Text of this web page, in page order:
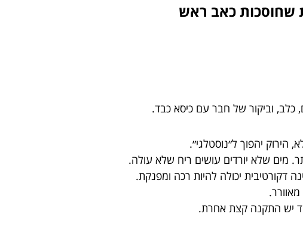
כלב, וביקור של חבר עם כיסא כבד.
מים שלא יורדים עושים ריח שלא עולה.
דקורטיבית יכולה להיות רכה ומפנקת.
יש התקנה קצת אחרת.